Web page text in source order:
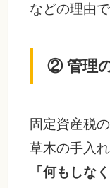
などの理由
② 管理
固定資産税の
草木の手入
「何もしな